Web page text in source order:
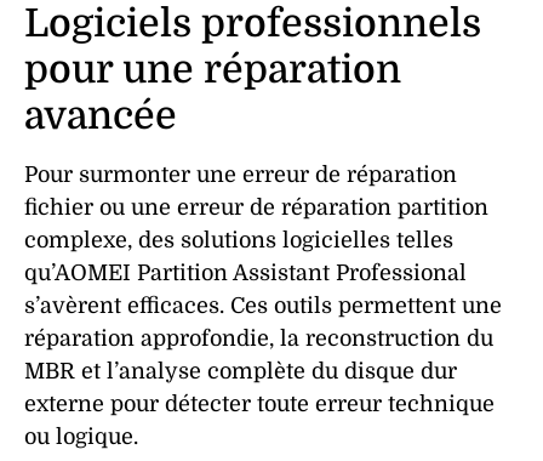
Logiciels professionnels
pour une réparation
avancée
Pour surmonter une erreur de réparation
fichier ou une erreur de réparation partition
complexe, des solutions logicielles telles
qu’AOMEI Partition Assistant Professional
s’avèrent efficaces. Ces outils permettent une
réparation approfondie, la reconstruction du
MBR et l’analyse complète du disque dur
externe pour détecter toute erreur technique
ou logique.